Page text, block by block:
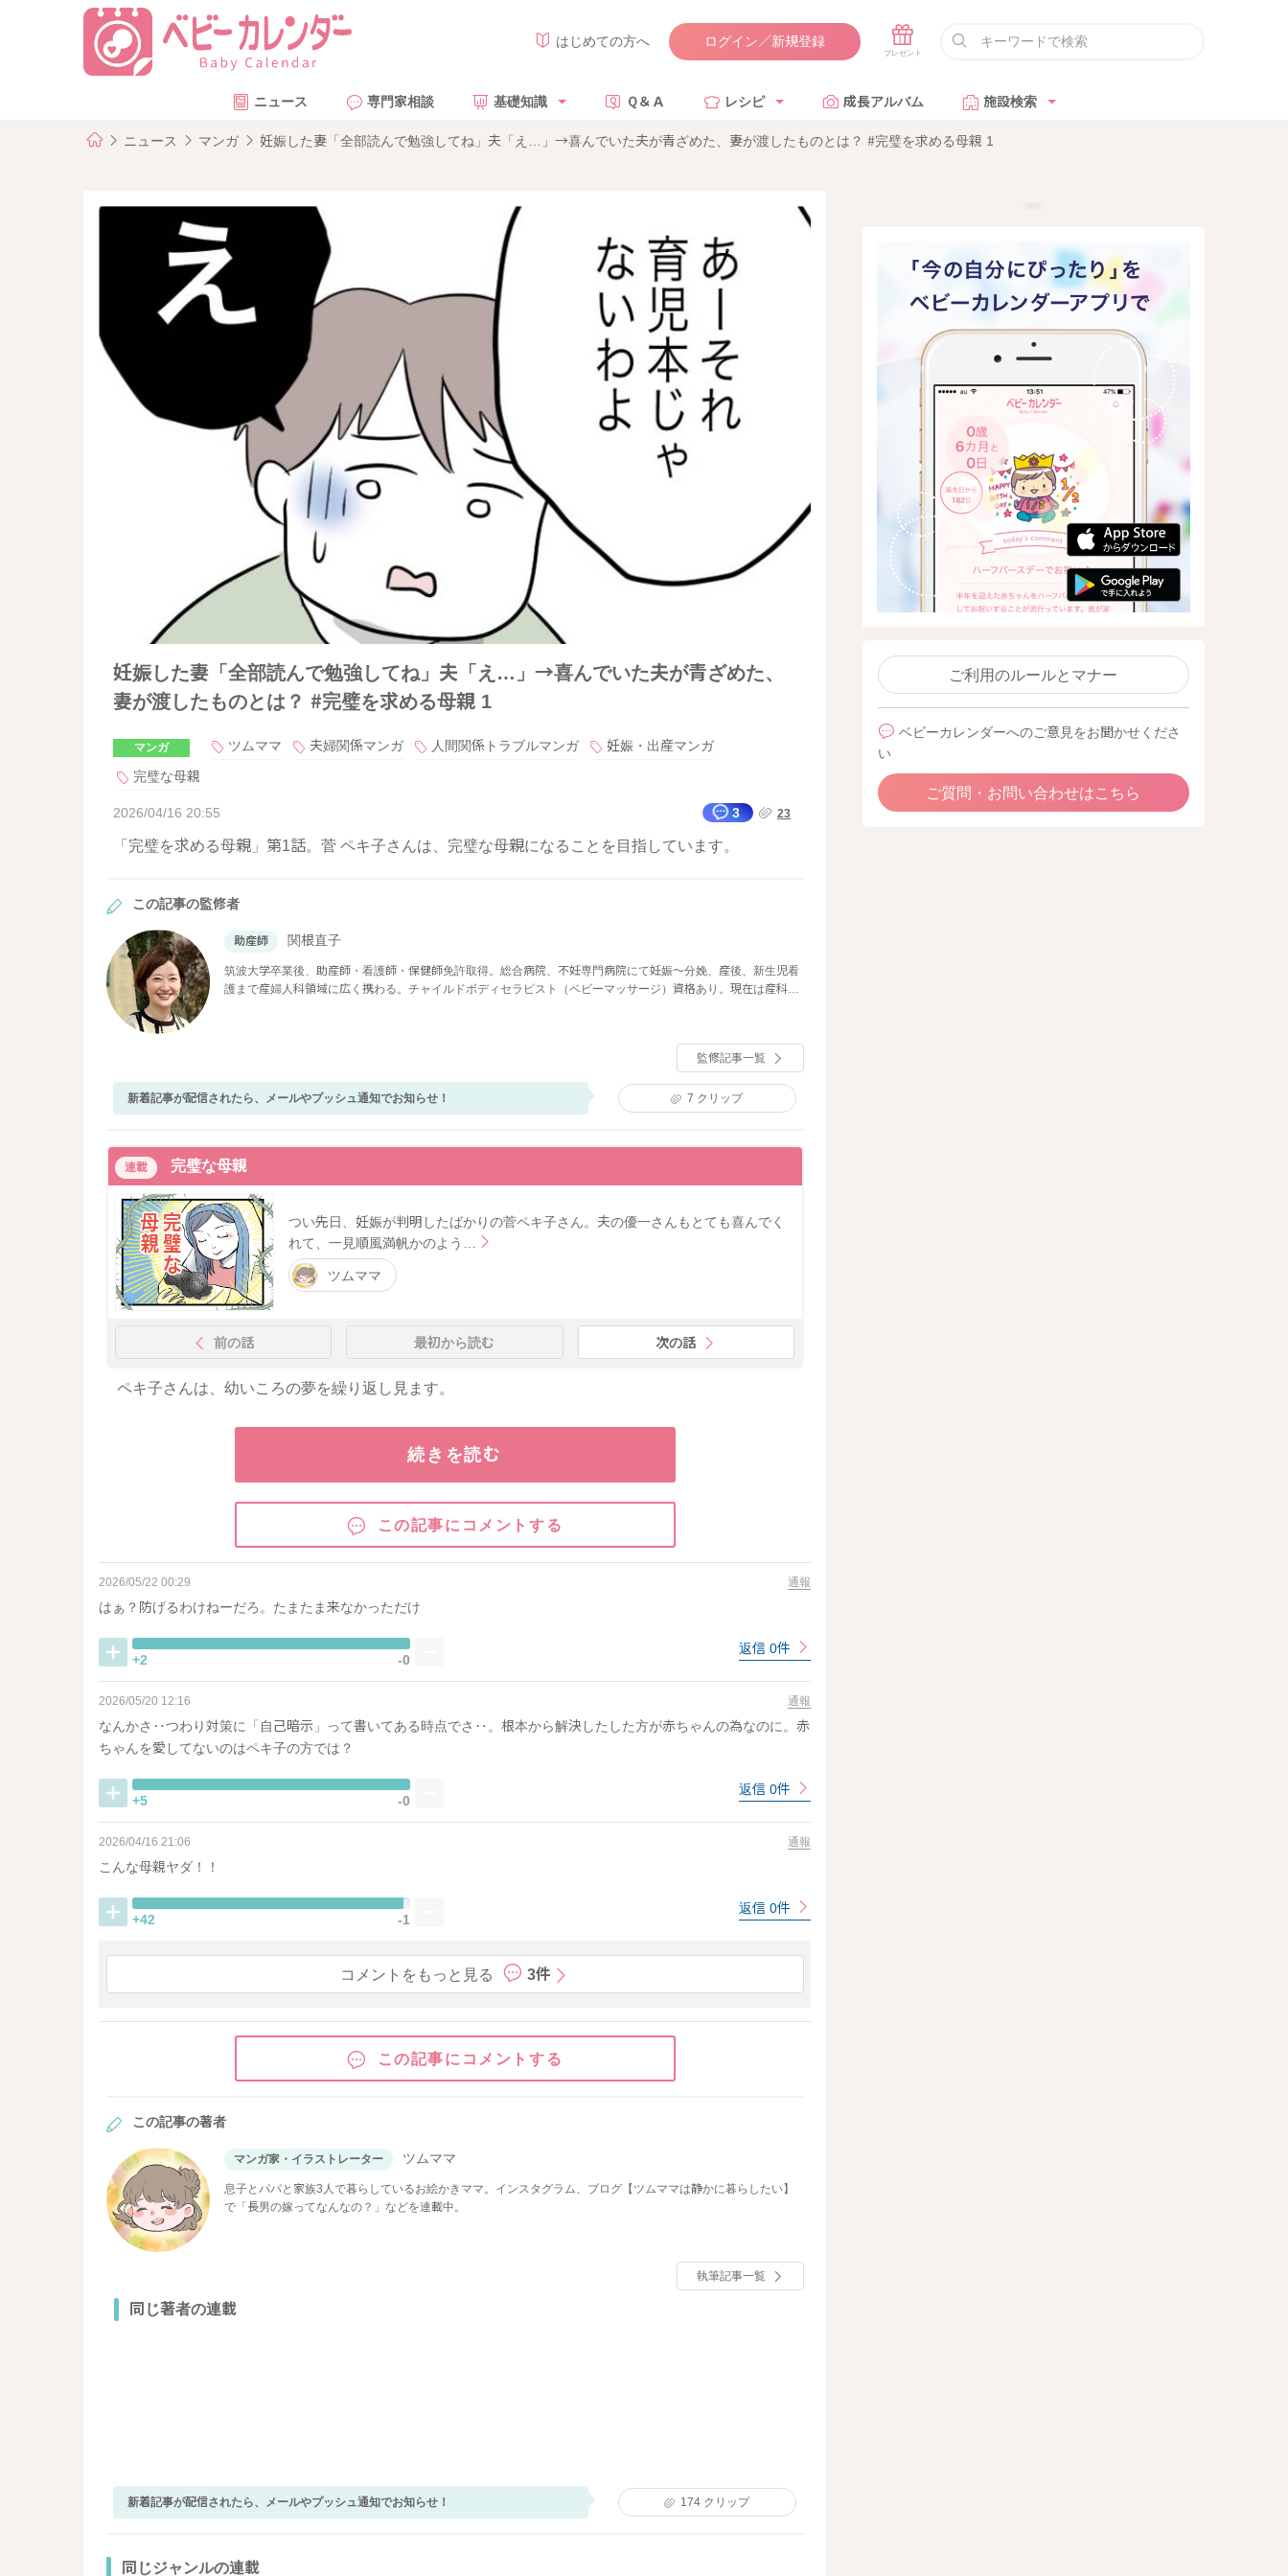
はじめての方へ ログイン／新規登録
ニュース 専門家相談 基礎知識 Ｑ＆Ａ レシピ 成長アルバム 施設検索
ニュース マンガ 妊娠した妻「全部読んで勉強してね」夫「え…」→喜んでいた夫が青ざめた、妻が渡したものとは？ #完璧を求める母親 1
妊娠した妻「全部読んで勉強してね」夫「え…」→喜んでいた夫が青ざめた、
妻が渡したものとは？ #完璧を求める母親 1
マンガ ツムママ 夫婦関係マンガ 人間関係トラブルマンガ
妊娠・出産マンガ
完璧な母親
2026/04/16 20:55 3 23
「完璧を求める母親」第1話。菅 ペキ子さんは、完璧な母親になることを目指しています。
この記事の監修者
助産師 関根直子
筑波大学卒業後、助産師・看護師・保健師免許取得。総合病院、不妊専門病院にて妊娠〜分娩、産後、新生児看
護まで産婦人科領域に広く携わる。チャイルドボディセラピスト（ベビーマッサージ）資格あり。現在は産科医
監修記事一覧
新着記事が配信されたら、メールやプッシュ通知でお知らせ！ 7 クリップ
連載 完璧な母親
つい先日、妊娠が判明したばかりの菅ペキ子さん。夫の優一さんもとても喜んでく
れて、一見順風満帆かのよう…
ツムママ
前の話 最初から読む 次の話
ペキ子さんは、幼いころの夢を繰り返し見ます。
続きを読む
この記事にコメントする
2026/05/22 00:29 通報
はぁ？防げるわけねーだろ。たまたま来なかっただけ
+2 -0
返信 0件
2026/05/20 12:16 通報
なんかさ‥つわり対策に「自己暗示」って書いてある時点でさ‥。根本から解決したした方が赤ちゃんの為なのに。赤
ちゃんを愛してないのはペキ子の方では？
+5 -0
返信 0件
2026/04/16 21:06 通報
こんな母親ヤダ！！
+42 -1
返信 0件
コメントをもっと見る 3件
この記事にコメントする
この記事の著者
マンガ家・イラストレーター ツムママ
息子とパパと家族3人で暮らしているお絵かきママ。インスタグラム、ブログ【ツムママは静かに暮らしたい】
で「長男の嫁ってなんなの？」などを連載中。
執筆記事一覧
同じ著者の連載
新着記事が配信されたら、メールやプッシュ通知でお知らせ！ 174 クリップ
同じジャンルの連載
ご利用のルールとマナー
ベビーカレンダーへのご意見をお聞かせくださ
い
ご質問・お問い合わせはこちら